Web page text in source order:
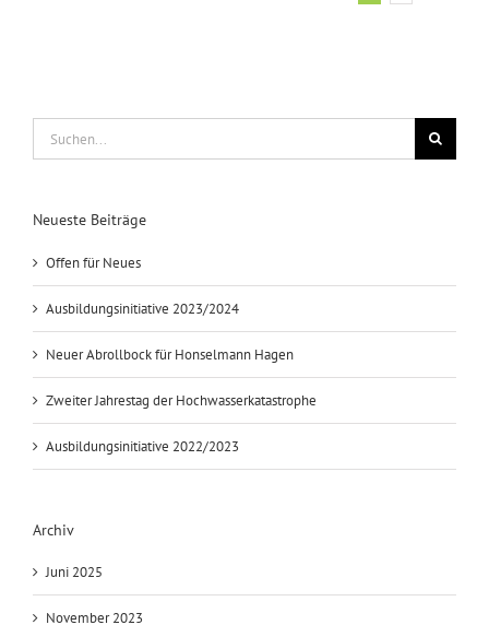
Neueste Beiträge
Offen für Neues
Ausbildungsinitiative 2023/2024
Neuer Abrollbock für Honselmann Hagen
Zweiter Jahrestag der Hochwasserkatastrophe
Ausbildungsinitiative 2022/2023
Archiv
Juni 2025
November 2023